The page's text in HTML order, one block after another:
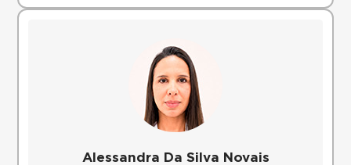
Alessandra Da Silva Novais